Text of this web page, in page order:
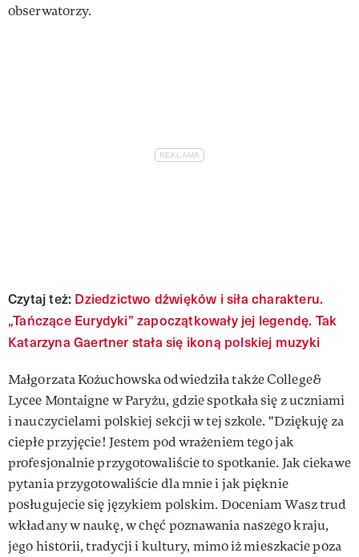
obserwatorzy.
Czytaj też: Dziedzictwo dźwięków i siła charakteru.
„Tańczące Eurydyki” zapoczątkowały jej legendę. Tak
Katarzyna Gaertner stała się ikoną polskiej muzyki
Małgorzata Kożuchowska odwiedziła także College&
Lycee Montaigne w Paryżu, gdzie spotkała się z uczniami
i nauczycielami polskiej sekcji w tej szkole. "Dziękuję za
ciepłe przyjęcie! Jestem pod wrażeniem tego jak
profesjonalnie przygotowaliście to spotkanie. Jak ciekawe
pytania przygotowaliście dla mnie i jak pięknie
posługujecie się językiem polskim. Doceniam Wasz trud
wkładany w naukę, w chęć poznawania naszego kraju,
jego historii, tradycji i kultury, mimo iż mieszkacie poza